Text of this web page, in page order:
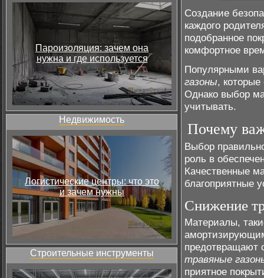
Пароизоляция: зачем она
нужна и где используется
Недвижимость
Логистические центры: что это
и зачем нужны
Строительные инструменты
Создание
каждого
подобранное
комфортное
Популярными
газоны,
Однако выбор
учитывать.
Почему
Выбор
роль в
Качественные
благоприятные
Снижение
Материалы,
предотвращают
травяные
приятное